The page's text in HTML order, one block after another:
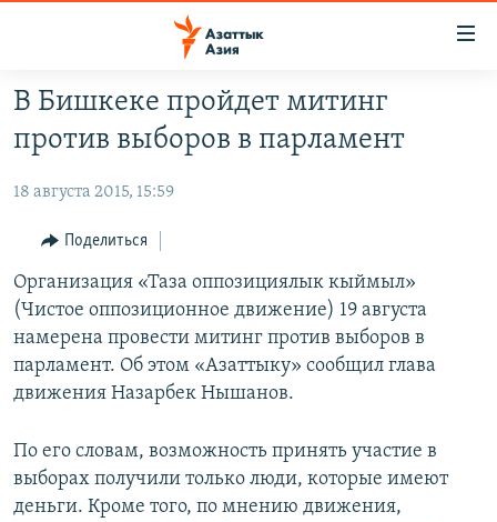
Вернуться
основному
Вернутся
главной
навигации
Вернутся
поиску
ЦЕНТРАЛЬНАЯ АЗИЯ
КЫРГЫЗСТАН
УЗБЕКИСТАН
ТАДЖИКИСТАН
НОВОСТИ
ВОЙНА В УКРАИНЕ
НА ДРУГИХ ЯЗЫКАХ
ҚАЗАҚША
КЫРГЫЗЧА
ЎЗБЕКЧА
ТОҶИКӢ
ПОДПИШИТЕСЬ НА НАС В СОЦСЕТЯХ
Все сайты РСЕ/РС
В Бишкеке пройдет митинг
против выборов в парламент
18 августа 2015, 15:59
Поделиться
Организация «Таза оппозициялык кыймыл»
(Чистое оппозиционное движение) 19 августа
намерена провести митинг против выборов в
парламент. Об этом «Азаттыку» сообщил глава
движения Назарбек Нышанов.
По его словам, возможность принять участие в
выборах получили только люди, которые имеют
деньги. Кроме того, по мнению движения,